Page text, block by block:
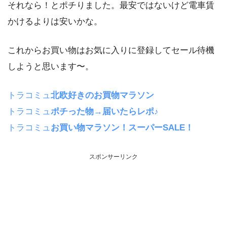
それなら！とポチりました。最安ではないけど電車賃
かけるよりは安いかな。
これからお買い物はお気に入りに登録してセール待機
しようと思います〜。
トラコミュ北欧好きのお買物マラソン
トラコミュポチった物→届いたらレポ♪
トラコミュお買い物マラソン！スーパーSALE！
スポンサーリンク